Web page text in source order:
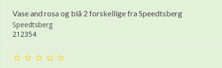
Vase and rosa og blå 2 forskellige fra Speedtsberg
Speedtsberg
212354